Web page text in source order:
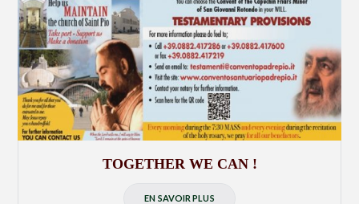
TOGETHER WE CAN !
EN SAVOIR PLUS